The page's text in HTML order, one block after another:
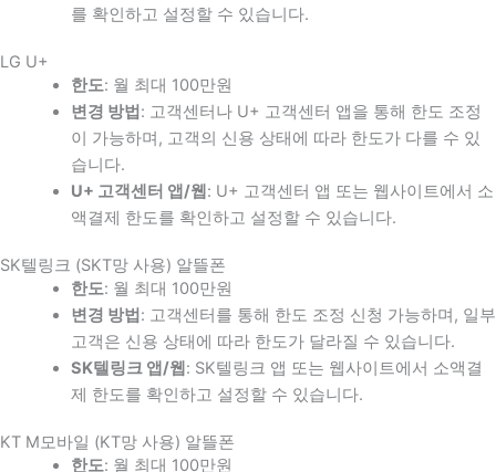
를 확인하고 설정할 수 있습니다.
LG U+
한도: 월 최대 100만원
변경 방법 : 고객센터나 U+ 고객센터 앱을 통해 한도 조정
이 가능하며, 고객의 신용 상태에 따라 한도가 다를 수 있
습니다.
U+ 고객센터 앱/웹 : U+ 고객센터 앱 또는 웹사이트에서 소
액결제 한도를 확인하고 설정할 수 있습니다.
SK텔링크 (SKT망 사용) 알뜰폰
한도: 월 최대 100만원
변경 방법 : 고객센터를 통해 한도 조정 신청 가능하며, 일부
고객은 신용 상태에 따라 한도가 달라질 수 있습니다.
SK텔링크 앱/웹 : SK텔링크 앱 또는 웹사이트에서 소액결
제 한도를 확인하고 설정할 수 있습니다.
KT M모바일 (KT망 사용) 알뜰폰
한도: 월 최대 100만원